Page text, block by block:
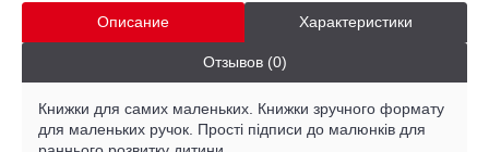
Описание Характеристики
Отзывов (0)
Книжки для самих маленьких. Книжки зручного формату
для маленьких ручок. Прості підписи до малюнків для